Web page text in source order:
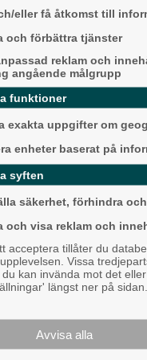
i Alingsås
veckan i Alingsås
för alla invånare.
och de två
liv, då det
invigning av en ny
eller få åtkomst till
och förbättra tjänster
reklam och
angående målgrupp
funktioner
exakta uppgifter om
enheter baserat på
syften
säkerhet, förhindra
och visa reklam och
acceptera tillåter du
Vissa
kan invända mot det
längst ner på sidan.
Avvisa alla